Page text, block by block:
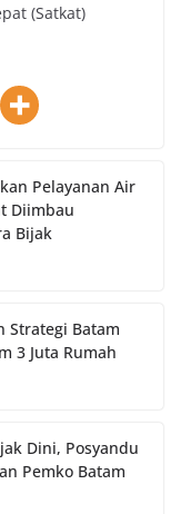
(Satkat)
Pelayanan Air
Diimbau
Bijak
Strategi Batam
3 Juta Rumah
Dini, Posyandu
Pemko Batam